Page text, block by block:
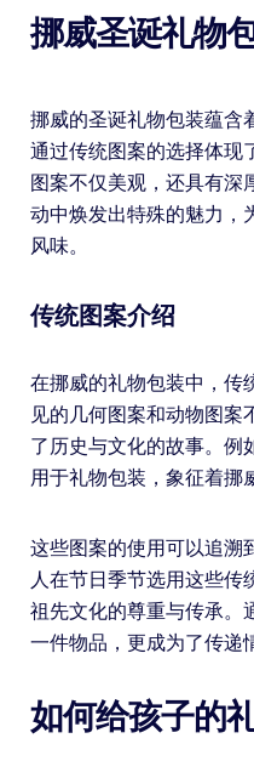
挪威圣诞礼物
挪威的圣诞礼物包装蕴含
通过传统图案的选择体现
图案不仅美观，还具有深
动中焕发出特殊的魅力，
风味。
传统图案介绍
在挪威的礼物包装中，传
见的几何图案和动物图案
了历史与文化的故事。例
用于礼物包装，象征着挪
这些图案的使用可以追溯
人在节日季节选用这些传
祖先文化的尊重与传承。
一件物品，更成为了传递
如何给孩子的